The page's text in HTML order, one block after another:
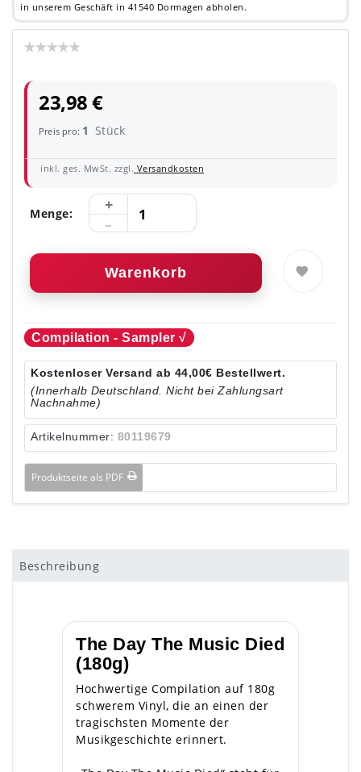
in unserem Geschäft in 41540 Dormagen abholen.
23,98 €
Preis pro: 1 Stück
inkl. ges. MwSt. zzgl. Versandkosten
Menge:
Warenkorb
Compilation - Sampler √
Kostenloser Versand ab 44,00€ Bestellwert.
(Innerhalb Deutschland. Nicht bei Zahlungsart
Nachnahme)
Artikelnummer: 80119679
Produktseite als PDF
Beschreibung
The Day The Music Died
(180g)
Hochwertige Compilation auf 180g
schwerem Vinyl, die an einen der
tragischsten Momente der
Musikgeschichte erinnert.